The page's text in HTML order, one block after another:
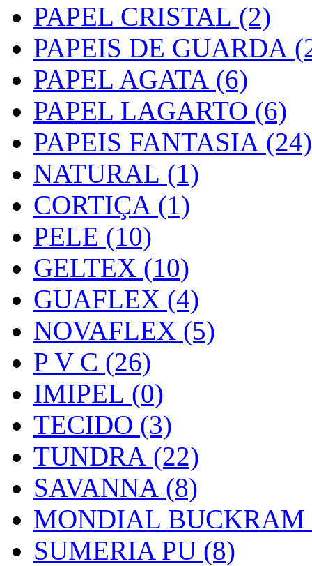
PAPEL CRISTAL (2)
PAPEIS DE GUARDA
PAPEL AGATA (6)
PAPEL LAGARTO (6)
PAPEIS FANTASIA (24)
NATURAL (1)
CORTIÇA (1)
PELE (10)
GELTEX (10)
GUAFLEX (4)
NOVAFLEX (5)
P V C (26)
IMIPEL (0)
TECIDO (3)
TUNDRA (22)
SAVANNA (8)
MONDIAL BUCKRAM
SUMERIA PU (8)